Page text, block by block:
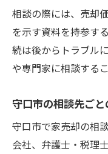
相談の際には、売却
を示す資料を持参す
続は後からトラブル
や専門家に相談する
守口市の相談先ご
守口市で家売却の相
会社、弁護士・税理